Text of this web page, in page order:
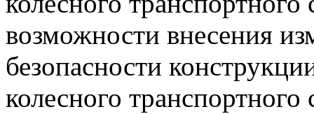
возможности внесения
безопасности
колесного